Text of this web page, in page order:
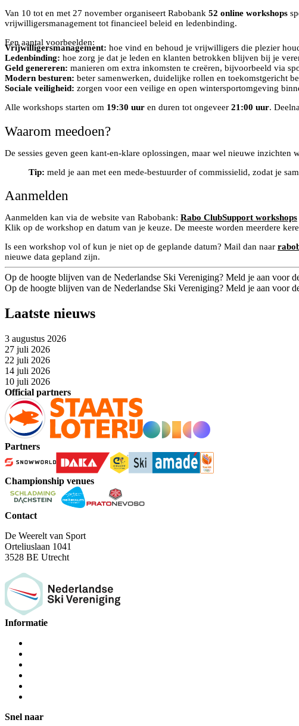
Van 10 tot en met 27 november organiseert Rabobank 52 online workshops
vrijwilligersmanagement tot financieel beleid en ledenbinding.
Een aantal voorbeelden:
Vrijwilligersmanagement: hoe vind en behoud je vrijwilligers die plezier
Ledenbinding: hoe zorg je dat je leden en klanten betrokken blijven bij je
Geld genereren: manieren om extra inkomsten te creëren, bijvoorbeeld via
Modern besturen: beter samenwerken, duidelijke rollen en toekomstgericht
Sociale veiligheid: zorgen voor een veilige en open wintersportomgeving
Alle workshops starten om 19:30 uur en duren tot ongeveer 21:00 uur.
Waarom meedoen?
De sessies geven geen kant-en-klare oplossingen, maar wel nieuwe
Tip: meld je aan met een mede-bestuurder of commissielid, zodat je
Aanmelden
Aanmelden kan via de website van Rabobank: Rabo ClubSupport workshops
Klik op de workshop en datum van je keuze. De meeste worden meerdere
Is een workshop vol of kun je niet op de geplande datum? Mail dan naar
nieuwe data gepland zijn.
Op de hoogte blijven van de Nederlandse Ski Vereniging? Meld je aan voor
Op de hoogte blijven van de Nederlandse Ski Vereniging? Meld je aan voor
Laatste nieuws
3 augustus 2026
27 juli 2026
22 juli 2026
14 juli 2026
10 juli 2026
Official partners
Partners
Championship venues
Contact
De Weerelt van Sport
Orteliuslaan 1041
3528 BE Utrecht
Informatie
Snel naar